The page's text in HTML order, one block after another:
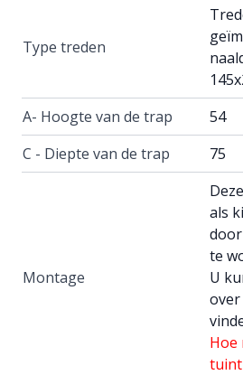
Type treden
A- Hoogte van de trap
54
C - Diepte van de trap
75
Montage
Deze
als
te
U
Hoe